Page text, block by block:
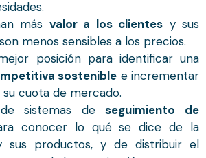
más valor a los clientes y sus
menos sensibles a los precios.
posición para identificar una
sostenible e incrementar
cuota de mercado.
de sistemas deseguimiento de
conocer lo qué se dice de la
sus productos, y de distribuir el